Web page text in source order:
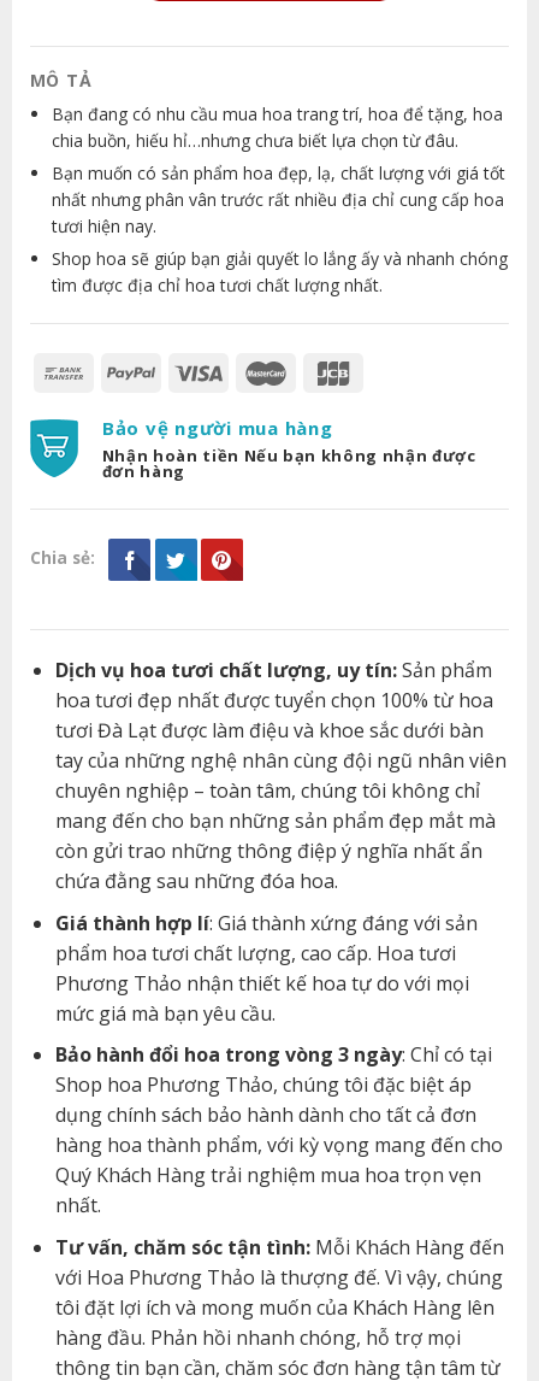
MÔ TẢ
Bạn đang có nhu cầu mua hoa trang trí, hoa để tặng, hoa
chia buồn, hiếu hỉ…nhưng chưa biết lựa chọn từ đâu.
Bạn muốn có sản phẩm hoa đẹp, lạ, chất lượng với giá tốt
nhất nhưng phân vân trước rất nhiều địa chỉ cung cấp hoa
tươi hiện nay.
Shop hoa sẽ giúp bạn giải quyết lo lắng ấy và nhanh chóng
tìm được địa chỉ hoa tươi chất lượng nhất.
Bảo vệ người mua hàng
Nhận hoàn tiền Nếu bạn không nhận được
đơn hàng
Chia sẻ:
Dịch vụ hoa tươi chất lượng, uy tín:Sản phẩm
hoa tươi đẹp nhất được tuyển chọn 100% từ hoa
tươi Đà Lạt được làm điệu và khoe sắc dưới bàn
tay của những nghệ nhân cùng đội ngũ nhân viên
chuyên nghiệp – toàn tâm, chúng tôi không chỉ
mang đến cho bạn những sản phẩm đẹp mắt mà
còn gửi trao những thông điệp ý nghĩa nhất ẩn
chứa đằng sau những đóa hoa.
Giá thành hợp lí: Giá thành xứng đáng với sản
phẩm hoa tươi chất lượng, cao cấp. Hoa tươi
Phương Thảo nhận thiết kế hoa tự do với mọi
mức giá mà bạn yêu cầu.
Bảo hành đổi hoa trong vòng 3 ngày: Chỉ có tại
Shop hoa Phương Thảo, chúng tôi đặc biệt áp
dụng chính sách bảo hành dành cho tất cả đơn
hàng hoa thành phẩm, với kỳ vọng mang đến cho
Quý Khách Hàng trải nghiệm mua hoa trọn vẹn
nhất.
Tư vấn, chăm sóc tận tình:Mỗi Khách Hàng đến
với Hoa Phương Thảo là thượng đế. Vì vậy, chúng
tôi đặt lợi ích và mong muốn của Khách Hàng lên
hàng đầu. Phản hồi nhanh chóng, hỗ trợ mọi
thông tin bạn cần, chăm sóc đơn hàng tận tâm từ